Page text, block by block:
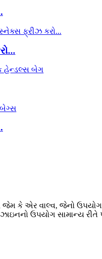
જેમ કે એર વાલ્વ, જેનો
ઉપયોગ સામાન્ય